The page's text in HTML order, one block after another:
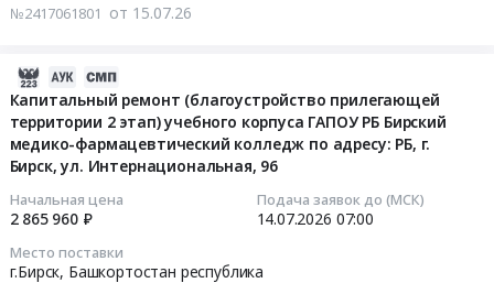
№2417061801 от 15.07.26
Капитальный ремонт (благоустройство прилегающей
территории 2 этап) учебного корпуса ГАПОУ РБ Бирский
медико-фармацевтический колледж по адресу: РБ, г.
Бирск, ул. Интернациональная, 96
Начальная цена
2 865 960 ₽
Подача заявок до (МСК)
14.07.2026 07:00
Место поставки
г.Бирск, Башкортостан республика